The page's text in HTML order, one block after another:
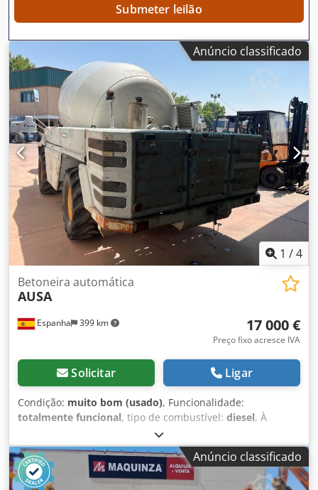
Submeter leilão
Anúncio classificado
1 /4
Espanha 399 km
Betoneira automática
AUSA
17 000 €
Preço fixo acresce IVA
Solicitar Ligar
Condição: muito bom (usado), Funcionalidade:
totalmente funcional, tipo de combustível: diesel, À
VENDA: BETONEIRA MARCA AUSA, CAPACIDADE DE 5M3.
IMPECÁVEL, REVISÃO COMPLETA. Csdpfx Aezrpyhsf Hjha
Anúncio classificado